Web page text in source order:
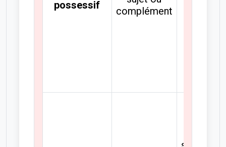
possessif
complément